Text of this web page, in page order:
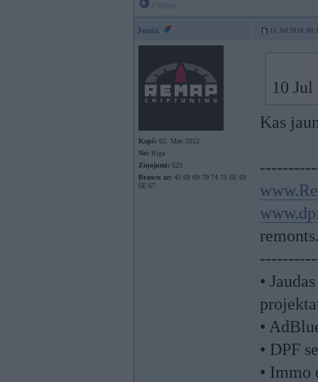
Jonix 11. Jul 2016,
Kopš: 02. May 2012
No: Rīga
Ziņojumi: 623
Braucu ar: 43 68 69 70 74 75 6E 69
6E 67
10
Kas
•
•
• DPF
• Immo